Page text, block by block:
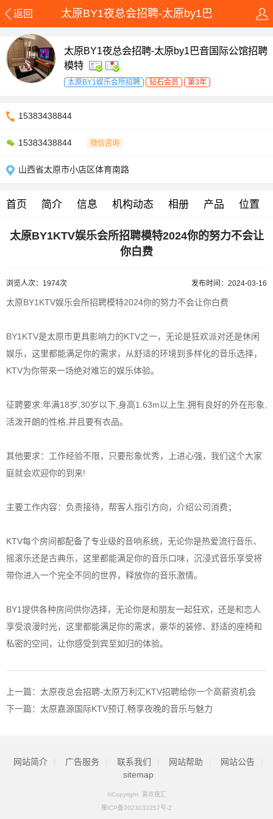
返回 太原BY1夜总会招聘-太原by1巴
太原BY1夜总会招聘-太原by1巴音国际公馆招聘
模特
太原BY1娱乐会所招聘 钻石会员 第3年
15383438844
15383438844 微信咨询
山西省太原市小店区体育南路
首页 简介 信息 机构动态 相册 产品 位置
太原BY1KTV娱乐会所招聘模特2024你的努力不会让
你白费
浏览人次：1974次 发布时间：2024-03-16
太原BY1KTV娱乐会所招聘模特2024你的努力不会让你白费
BY1KTV是太原市更具影响力的KTV之一，无论是狂欢派对还是休闲
娱乐，这里都能满足你的需求，从舒适的环境到多样化的音乐选择，
KTV为你带来一场绝对难忘的娱乐体验。
征聘要求:年满18岁,30岁以下,身高1.63m以上生,拥有良好的外在形象,
活泼开朗的性格,并且要有衣品。
其他要求：工作经验不限，只要形象优秀，上进心强，我们这个大家
庭就会欢迎你的到来!
主要工作内容：负责接待，帮客人指引方向，介绍公司消费；
KTV每个房间都配备了专业级的音响系统，无论你是热爱流行音乐、
摇滚乐还是古典乐，这里都能满足你的音乐口味，沉浸式音乐享受将
带你进入一个完全不同的世界，释放你的音乐激情。
BY1提供各种房间供你选择，无论你是和朋友一起狂欢，还是和恋人
享受浪漫时光，这里都能满足你的需求，豪华的装修、舒适的座椅和
私密的空间，让你感受到宾至如归的体验。
上一篇： 太原夜总会招聘-太原万利汇KTV招聘给你一个高薪资机会
下一篇： 太原嘉源国际KTV预订,畅享夜晚的音乐与魅力
网站简介 广告服务 联系我们 网站帮助 网站公告
sitemap
©Copyright
喜欢夜汇
豫ICP备2023033257号-2